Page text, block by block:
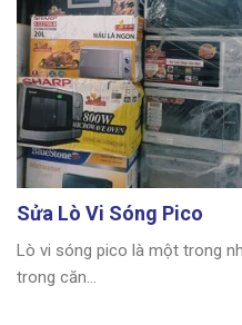
Sửa Lò Vi Sóng Pico
Lò vi sóng pico là một trong
trong căn...